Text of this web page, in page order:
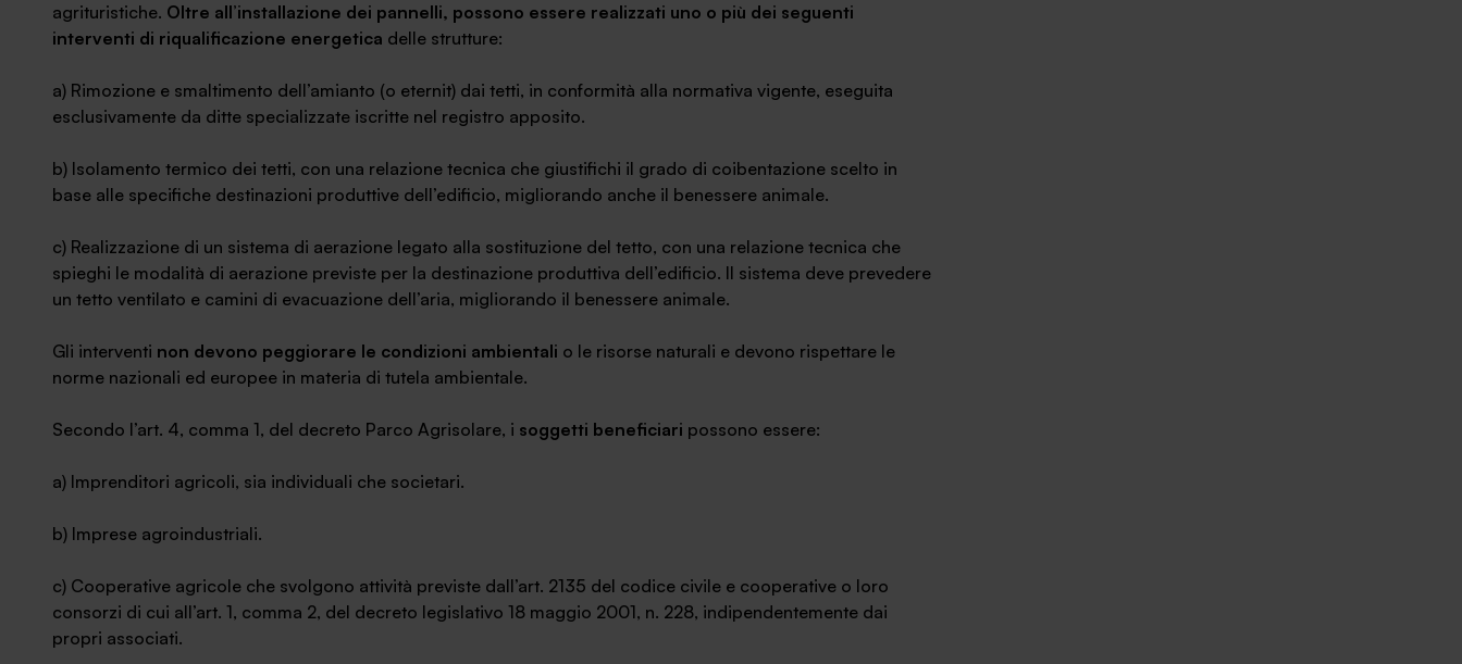
agrituristiche. Oltre all’installazione dei pannelli, possono essere realizzati uno o più dei seguenti
interventi di riqualificazione energetica delle strutture:
a) Rimozione e smaltimento dell’amianto (o eternit) dai tetti, in conformità alla normativa vigente, eseguita
esclusivamente da ditte specializzate iscritte nel registro apposito.
b) Isolamento termico dei tetti, con una relazione tecnica che giustifichi il grado di coibentazione scelto in
base alle specifiche destinazioni produttive dell’edificio, migliorando anche il benessere animale.
c) Realizzazione di un sistema di aerazione legato alla sostituzione del tetto, con una relazione tecnica che
spieghi le modalità di aerazione previste per la destinazione produttiva dell’edificio. Il sistema deve prevedere
un tetto ventilato e camini di evacuazione dell’aria, migliorando il benessere animale.
Gli interventi non devono peggiorare le condizioni ambientali o le risorse naturali e devono rispettare le
norme nazionali ed europee in materia di tutela ambientale.
Secondo l’art. 4, comma 1, del decreto Parco Agrisolare, i soggetti beneficiari possono essere:
a) Imprenditori agricoli, sia individuali che societari.
b) Imprese agroindustriali.
c) Cooperative agricole che svolgono attività previste dall’art. 2135 del codice civile e cooperative o loro
consorzi di cui all’art. 1, comma 2, del decreto legislativo 18 maggio 2001, n. 228, indipendentemente dai
propri associati.